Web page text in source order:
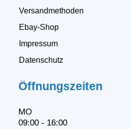
Versandmethoden
Ebay-Shop
Impressum
Datenschutz
Öffnungszeiten
MO
09:00 - 16:00